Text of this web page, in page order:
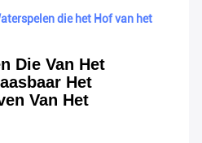
die het Hof van het
Die Van Het
Het
Van Het